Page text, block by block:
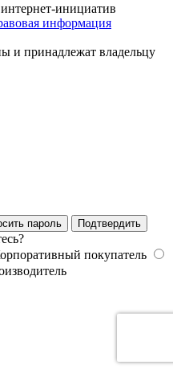
инициатив
информация
и принадлежат владельцу
пароль Подтвердить
покупатель